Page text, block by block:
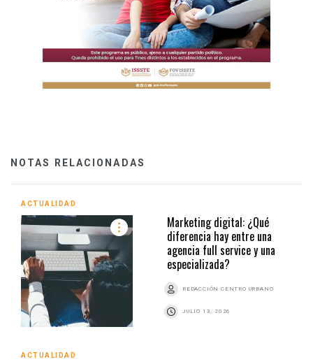
NOTAS RELACIONADAS
ACTUALIDAD
Marketing digital: ¿Qué
diferencia hay entre una
agencia full service y una
especializada?
REDACCIÓN CENTRO URBANO
JULIO 13, 2026
ACTUALIDAD